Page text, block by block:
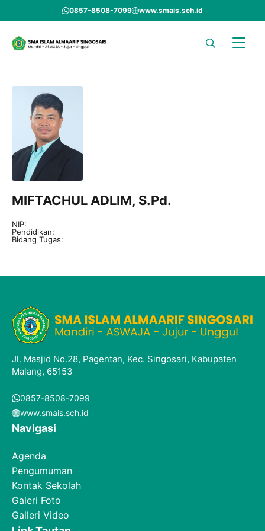
to
content
0857-8508-7099 www.smais.sch.id
MIFTACHUL ADLIM, S.Pd.
NIP:
Pendidikan:
Bidang Tugas:
Jl. Masjid No.28, Pagentan, Kec. Singosari, Kabupaten
Malang, 65153
0857-8508-7099
www.smais.sch.id
Navigasi
Agenda
Pengumuman
Kontak Sekolah
Galeri Foto
Galleri Video